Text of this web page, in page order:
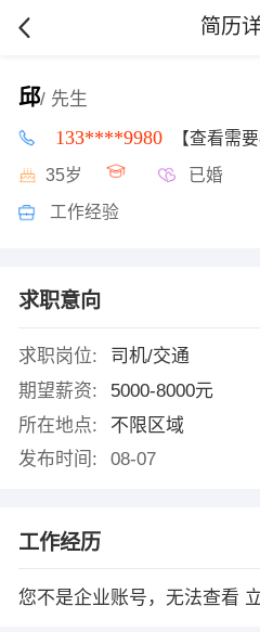
简历
邱/ 先生
133****9980 【查看需
35岁 已婚
工作经验
求职意向
求职岗位:
司机/交通
期望薪资:
5000-8000元
所在地点:
不限区域
发布时间:
08-07
工作经历
您不是企业账号，无法查看